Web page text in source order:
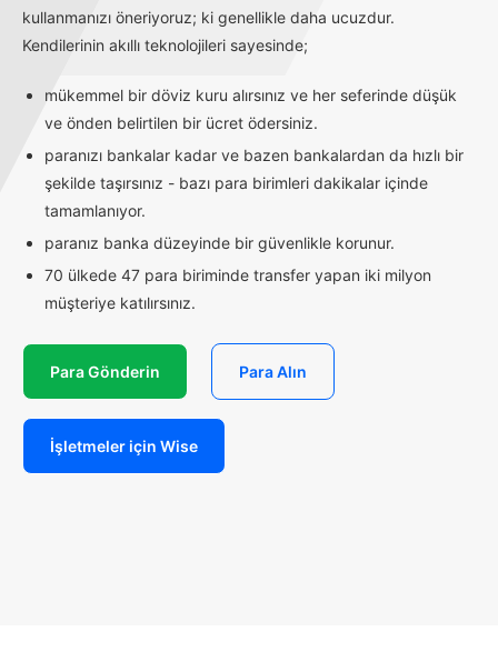
kullanmanızı öneriyoruz; ki genellikle daha ucuzdur.
Kendilerinin akıllı teknolojileri sayesinde;
mükemmel bir döviz kuru alırsınız ve her seferinde düşük
ve önden belirtilen bir ücret ödersiniz.
paranızı bankalar kadar ve bazen bankalardan da hızlı bir
şekilde taşırsınız - bazı para birimleri dakikalar içinde
tamamlanıyor.
paranız banka düzeyinde bir güvenlikle korunur.
70 ülkede 47 para biriminde transfer yapan iki milyon
müşteriye katılırsınız.
Para Gönderin Para Alın
İşletmeler için Wise